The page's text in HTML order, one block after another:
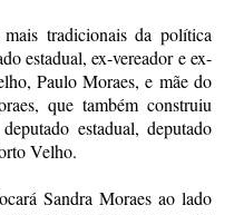
tradicionais da política
estadual, ex-vereador e ex-
Paulo Moraes, e mãe do
que também construiu
estadual, deputado
Velho.
Sandra Moraes ao lado